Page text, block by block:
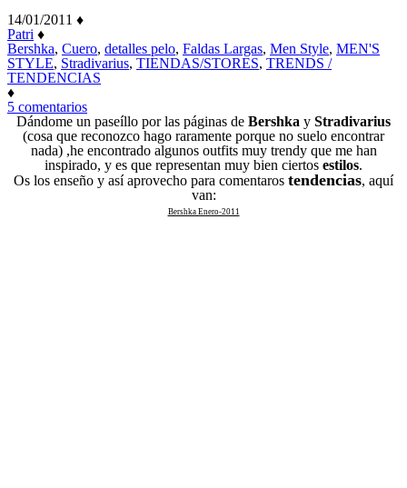
14/01/2011 ♦
Patri ♦
Bershka, Cuero, detalles pelo, Faldas Largas, Men Style, MEN'S
STYLE, Stradivarius, TIENDAS/STORES, TRENDS /
TENDENCIAS
♦
5 comentariosen
Mix
de
Tendencias
2010/2011
Girls
Dándome un paseíllo por las páginas de Bershka y Stradivarius
(cosa que reconozco hago raramente porque no suelo encontrar
nada) ,he encontrado algunos outfits muy trendy que me han
inspirado, y es que representan muy bien ciertos estilos.
Os los enseño y así aprovecho para comentaros tendencias, aquí
van:
Bershka Enero-2011